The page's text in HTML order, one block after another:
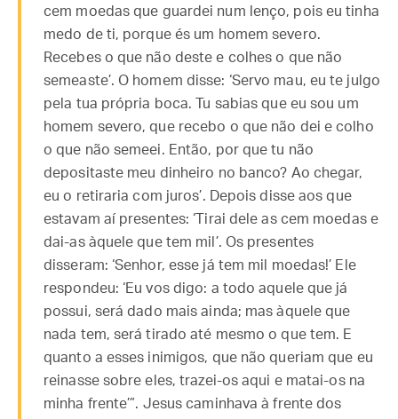
cem moedas que guardei num lenço, pois eu tinha
medo de ti, porque és um homem severo.
Recebes o que não deste e colhes o que não
semeaste’. O homem disse: ‘Servo mau, eu te julgo
pela tua própria boca. Tu sabias que eu sou um
homem severo, que recebo o que não dei e colho
o que não semeei. Então, por que tu não
depositaste meu dinheiro no banco? Ao chegar,
eu o retiraria com juros’. Depois disse aos que
estavam aí presentes: ‘Tirai dele as cem moedas e
dai-as àquele que tem mil’. Os presentes
disseram: ‘Senhor, esse já tem mil moedas!’ Ele
respondeu: ‘Eu vos digo: a todo aquele que já
possui, será dado mais ainda; mas àquele que
nada tem, será tirado até mesmo o que tem. E
quanto a esses inimigos, que não queriam que eu
reinasse sobre eles, trazei-os aqui e matai-os na
minha frente’”. Jesus caminhava à frente dos